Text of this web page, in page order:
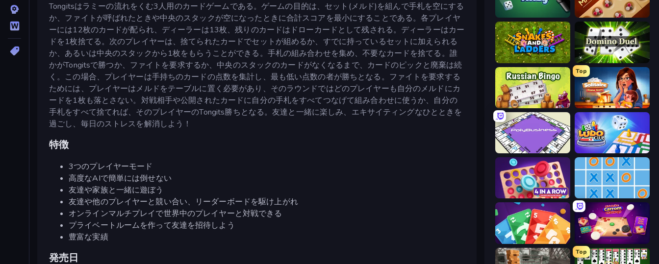
Tongitsはラミーの流れをくむ3人用のカードゲームである。ゲームの目的は、セット(メルド)を組んで手札を空にする
か、ファイトが呼ばれたときや中央のスタックが空になったときに合計スコアを最小にすることである。各プレイヤ
ーには12枚のカードが配られ、ディーラーは13枚、残りのカードはドローカードとして残される。ディーラーはカー
ドを1枚捨てる。次のプレイヤーは、捨てられたカードでセットが組めるか、すでに持っているセットに加えられる
か、あるいは中央のスタックから1枚をもらうことができる。手札の組み合わせを集め、不要なカードを捨てる。誰
かがTongitsで勝つか、ファイトを要求するか、中央のスタックのカードがなくなるまで、カードのピックと廃棄は続
く。この場合、プレイヤーは手持ちのカードの点数を集計し、最も低い点数の者が勝ちとなる。ファイトを要求する
ためには、プレイヤーはメルドをテーブルに置く必要があり、そのラウンドではどのプレイヤーも自分のメルドにカ
ードを1枚も落とさない。対戦相手や公開されたカードに自分の手札をすべてつなげて組み合わせに使うか、自分の
手札をすべて捨てれば、そのプレイヤーのTongits勝ちとなる。友達と一緒に楽しみ、エキサイティングなひとときを
過ごし、毎日のストレスを解消しよう！
特徴
3つのプレイヤーモード
高度なAIで簡単には倒せない
友達や家族と一緒に遊ぼう
友達や他のプレイヤーと競い合い、リーダーボードを駆け上がれ
オンラインマルチプレイで世界中のプレイヤーと対戦できる
プライベートルームを作って友達を招待しよう
豊富な実績
発売日
Mancala Classic
Snakes and Ladders Domino Duel
Russian Bingo
Top
Solitaire Home Story
PolyBusiness (Unofficial Monopoly) Ludo Club
Connect 4 Online Multiplayer Tic Tac Toe Online
Foono Online Multiplayer
Top